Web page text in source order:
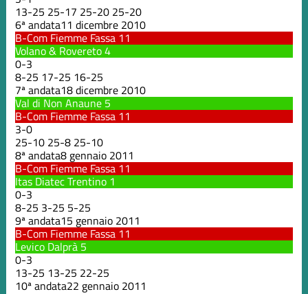
13-25 25-17 25-20 25-20
6ª andata11 dicembre 2010
B-Com Fiemme Fassa 11
Volano & Rovereto4
0-3
8-25 17-25 16-25
7ª andata18 dicembre 2010
Val di Non Anaune 5
B-Com Fiemme Fassa 11
3-0
25-10 25-8 25-10
8ª andata8 gennaio 2011
B-Com Fiemme Fassa 11
Itas Diatec Trentino 1
0-3
8-25 3-25 5-25
9ª andata15 gennaio 2011
B-Com Fiemme Fassa 11
Levico Dalprà 5
0-3
13-25 13-25 22-25
10ª andata22 gennaio 2011